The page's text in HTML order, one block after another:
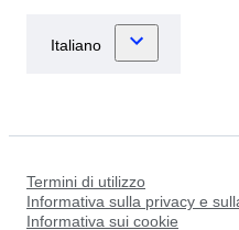
Termini di utilizzo
Informativa sulla privacy e
Informativa sui cookie